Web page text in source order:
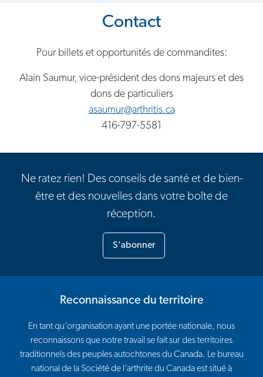
Contact
Pour billets et opportunités de commandites:
Alain Saumur, vice-président des dons majeurs et des
dons de particuliers
asaumur@arthritis.ca
416-797-5581
Ne ratez rien! Des conseils de santé et de bien-
être et des nouvelles dans votre boîte de
réception.
S'abonner
Reconnaissance du territoire
En tant qu’organisation ayant une portée nationale, nous
reconnaissons que notre travail se fait sur des territoires
traditionnels des peuples autochtones du Canada. Le bureau
national de la Société de l’arthrite du Canada est situé à